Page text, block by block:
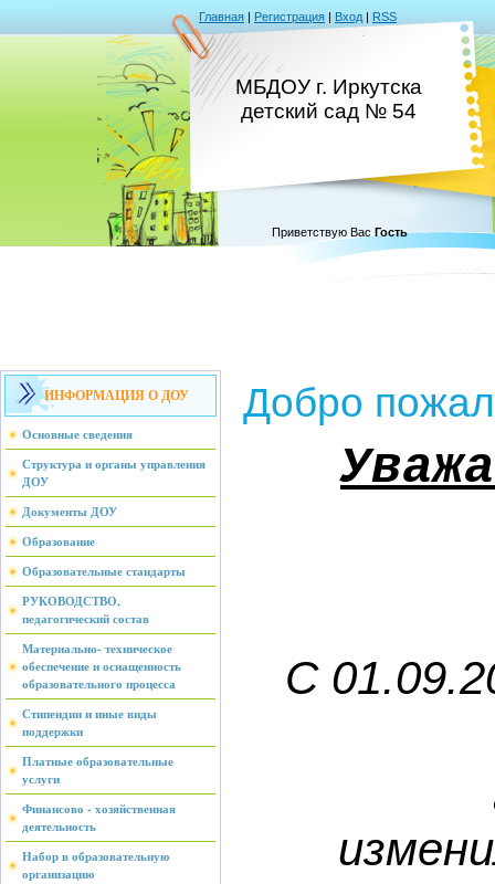
Главная | Регистрация | Вход | RSS
МБДОУ г. Иркутска
детский сад № 54
Приветствую Вас Гость
ИНФОРМАЦИЯ О ДОУ
Основные сведения
Структура и органы управления
ДОУ
Документы ДОУ
Образование
Образовательные стандарты
РУКОВОДСТВО,
педагогический состав
Материально- техническое
обеспечение и оснащенность
образовательного процесса
Стипендии и иные виды
поддержки
Платные образовательные
услуги
Финансово - хозяйственная
деятельность
Набор в образовательную
организацию
Добро
С